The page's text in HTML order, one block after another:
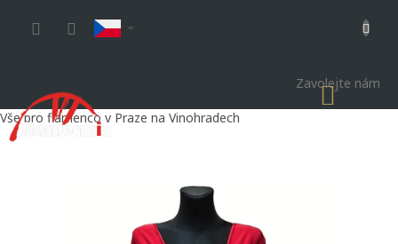
Zavolejte nám
Vše pro flamenco v Praze na Vinohradech
KOŠÍK